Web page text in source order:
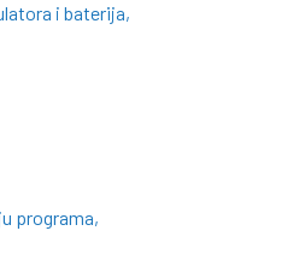
i baterija,
programa,